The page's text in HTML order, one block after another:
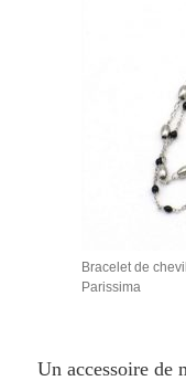
Bracelet de
Parissima
Un accessoire de